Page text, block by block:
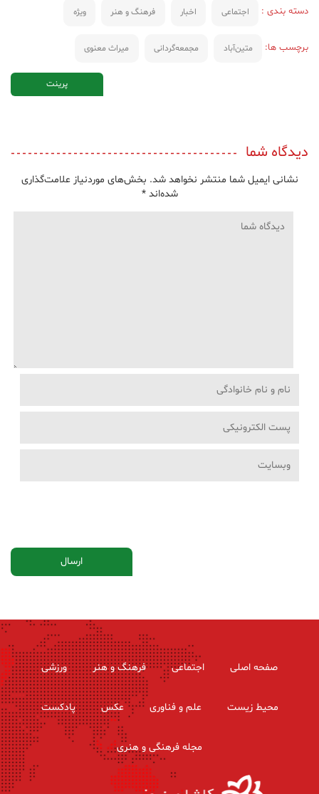
دسته بندی : اجتماعی اخبار فرهنگ و هنر ویژه
برچسب ها: متین‌آباد مجمعه‌گردانی میراث معنوی
پرینت
دیدگاه شما
نشانی ایمیل شما منتشر نخواهد شد. بخش‌های موردنیاز علامت‌گذاری
شده‌اند*
صفحه اصلی اجتماعی فرهنگ و هنر ورزشی
محیط زیست علم و فناوری عکس پادکست
مجله فرهنگی و هنری